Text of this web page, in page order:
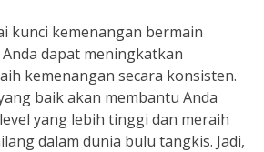
kunci kemenangan bermain
dapat meningkatkan
kemenangan secara konsisten.
baik akan membantu Anda
yang lebih tinggi dan meraih
dalam dunia bulu tangkis. Jadi,